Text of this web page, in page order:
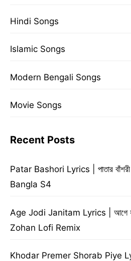
Hindi Songs
Islamic Songs
Modern Bengali Songs
Movie Songs
Recent Posts
Patar Bashori Lyrics | পাতার
Bangla S4
Age Jodi Janitam Lyrics | আগে
Zohan Lofi Remix
Khodar Premer Shorab Piye